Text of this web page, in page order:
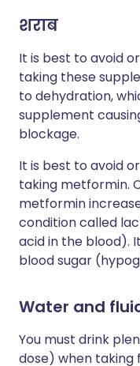
शराब
It is best to avoid
taking these
to dehydration,
supplement
blockage.
It is best to avoid
taking metformin.
metformin
condition called
acid in the blood).
blood sugar
Water and
You must drink
dose) when taking